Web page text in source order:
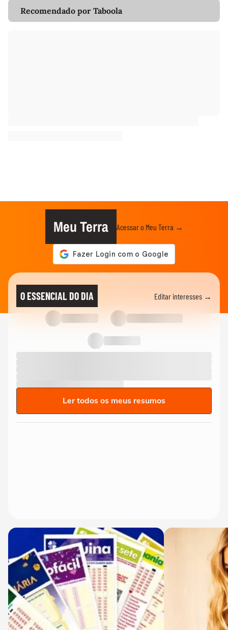
Recomendado por Taboola
Meu Terra Acessar o Meu Terra →
O ESSENCIAL DO DIA Editar interesses →
Ler todos os meus resumos